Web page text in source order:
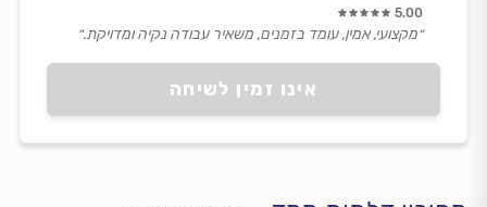
אינו זמין לשיחה
5.00
״מקצועי, אמין, עומד בזמנים, משאיר עבודה נקיה ומדויקת.״